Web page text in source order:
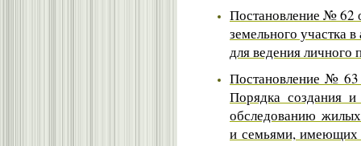
Постановление № 62
земельного участка
для ведения личного
Постановление №
Порядка создания
обследованию
и семьями, имеющих